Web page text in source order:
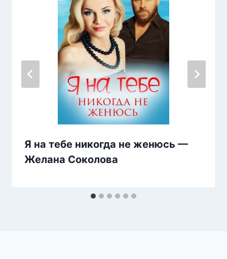
Я на тебе никогда не женюсь —
Желана Соколова